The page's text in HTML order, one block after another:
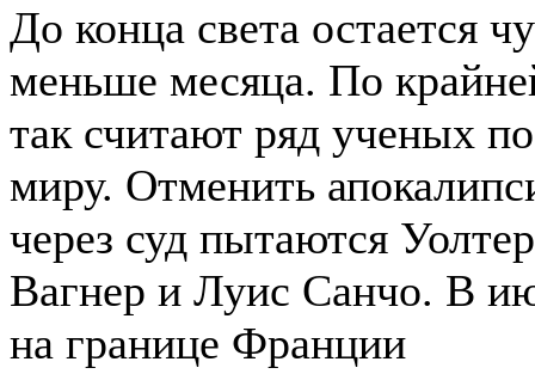
До конца света остается
меньше месяца. По
так считают ряд ученых
миру. Отменить
через суд пытаются Уолтер
Вагнер и Луис Санчо. В
на границе Франции